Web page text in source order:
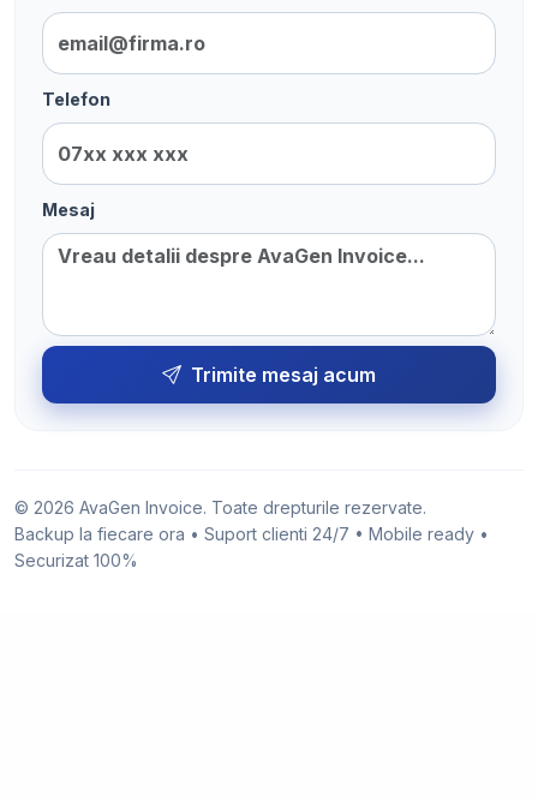
Telefon
Mesaj
Trimite mesaj acum
© 2026 AvaGen Invoice. Toate drepturile rezervate.
Backup la fiecare ora • Suport clienti 24/7 • Mobile ready •
Securizat 100%